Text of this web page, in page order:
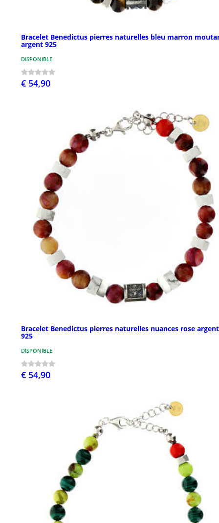
Bracelet Benedictus pierres naturelles bleu marron
argent 925
DISPONIBLE
€ 54,90
Bracelet Benedictus pierres naturelles nuances rose argent
925
DISPONIBLE
€ 54,90